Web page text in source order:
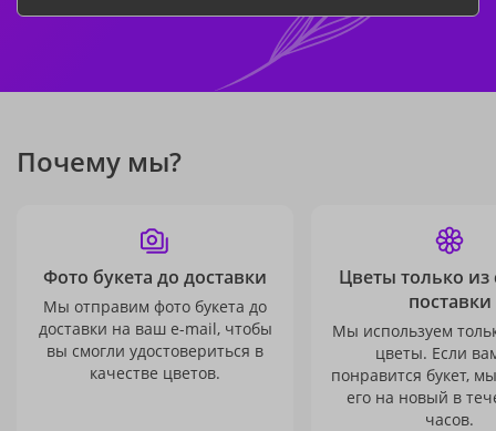
Почему мы?
Фото букета до доставки
Мы отправим фото букета до
доставки на ваш e-mail, чтобы
вы смогли удостовериться в
качестве цветов.
Цветы только из
поставки
Мы используем
цветы. Если
понравится букет,
его на новый в
часов.